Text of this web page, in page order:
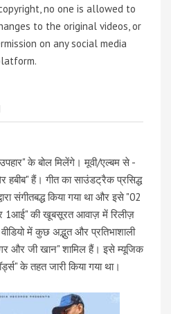
no one is allowed to
to the original videos, or
on any social media
के बोल मिलेंगे। मूवी/एल्बम से -
हबीब" हैं। गीत का साउंडट्रैक प्रसिद्ध
संगीतबद्ध किया गया था और इसे "02
1आई" की खूबसूरत आवाज़ में रिलीज़
में कुछ अद्भुत और प्रतिभाशाली
और जी खान" शामिल हैं। इसे म्यूजिक
के तहत जारी किया गया था।